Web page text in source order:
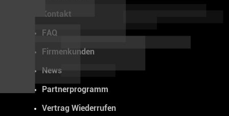
Kontakt
FAQ
Firmenkunden
News
Partnerprogramm
Vertrag Wiederrufen